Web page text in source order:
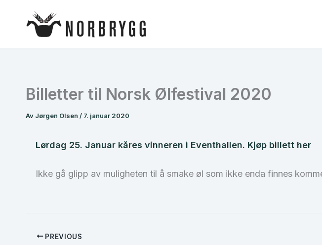
Billetter til Norsk Ølfestival 2020
Av Jørgen Olsen / 7. januar 2020
Lørdag 25. Januar kåres vinneren i Eventhallen. Kjøp billett her
Ikke gå glipp av muligheten til å smake øl som ikke enda finnes
PREVIOUS